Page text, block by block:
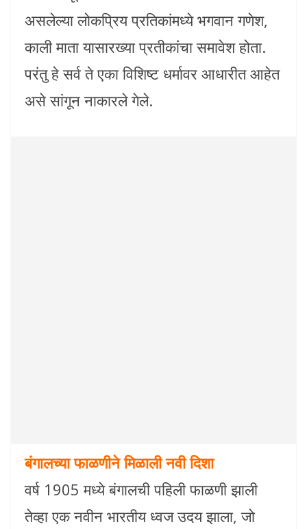
असलेल्या लोकप्रिय प्रतिकांमध्ये भगवान गणेश,
काली माता यासारख्या प्रतीकांचा समावेश होता.
परंतु हे सर्व ते एका विशिष्ट धर्मावर आधारीत आहेत
असे सांगून नाकारले गेले.
बंगालच्या फाळणीने मिळाली नवी दिशा
वर्ष 1905 मध्ये बंगालची पहिली फाळणी झाली
तेव्हा एक नवीन भारतीय ध्वज उदय झाला, जो